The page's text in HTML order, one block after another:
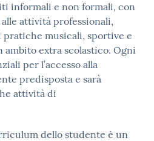
informali e non formali, con
attività professionali,
musicali, sportive e
extra scolastico. Ogni
per l’accesso alla
predisposta e sarà
attività di
dello studente è un